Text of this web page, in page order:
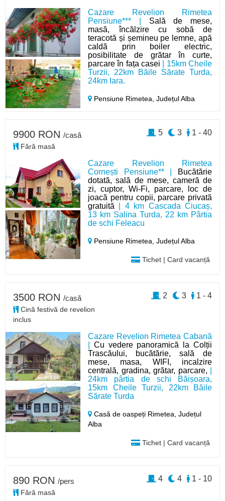
Cazare Revelion Rimetea
Pensiune*** | Sală de mese,
masă, încălzire cu sobă de
teracotă și șemineu pe lemne, apă
caldă prin boiler electric,
posibilitate de grătar în curte,
parcare în fața casei | 15km Cheile
Turzii, 22km Băile Sărate Turda,
24km Iara.
Pensiune Rimetea,Județul Alba
Cazare Revelion Rimetea
Cornești Pensiune** |
Bucătărie
dotată, sală de mese, cameră de
zi, cuptor, Wi-Fi, parcare, loc de
joacă pentru copii, parcare privată
gratuită | 4 km Cascada Ciucaș,
13 km Salina Turda, 22 km Pârtia
de schi Feleacu
Pensiune Rimetea,Județul Alba
Tichet | Card vacanță
9900 RON /casă
Fără masă
1 - 40
3
5
Cazare Revelion Rimetea Cabană
Cu vedere panoramică la Colții
Trascăului, bucătărie, sală de
mese, masa, WIFI, incalzire
centrală, gradina, grătar, parcare,
24km pârtia de schi Băișoara,
15km Cheile Turzii, 22km Băile
Sărate Turda
Casă de oaspeți Rimetea,Județul
Alba
Tichet | Card vacanță
3500 RON /casă
Cină festivă de revelion
inclus
1 - 4
3
2
890 RON /pers
Fără masă
1 - 10
4
4